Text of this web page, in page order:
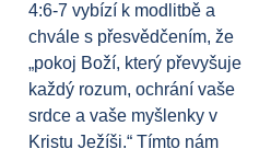
4:6-7 vybízí k modlitbě a
chvále s přesvědčením, že
„pokoj Boží, který převyšuje
každý rozum, ochrání vaše
srdce a vaše myšlenky v
Kristu Ježíši.“ Tímto nám